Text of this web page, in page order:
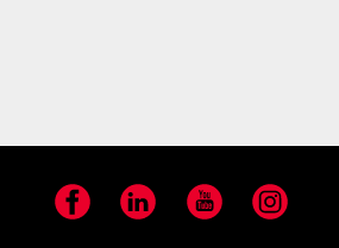
FacebookLinkedIn YouTubeInstagram